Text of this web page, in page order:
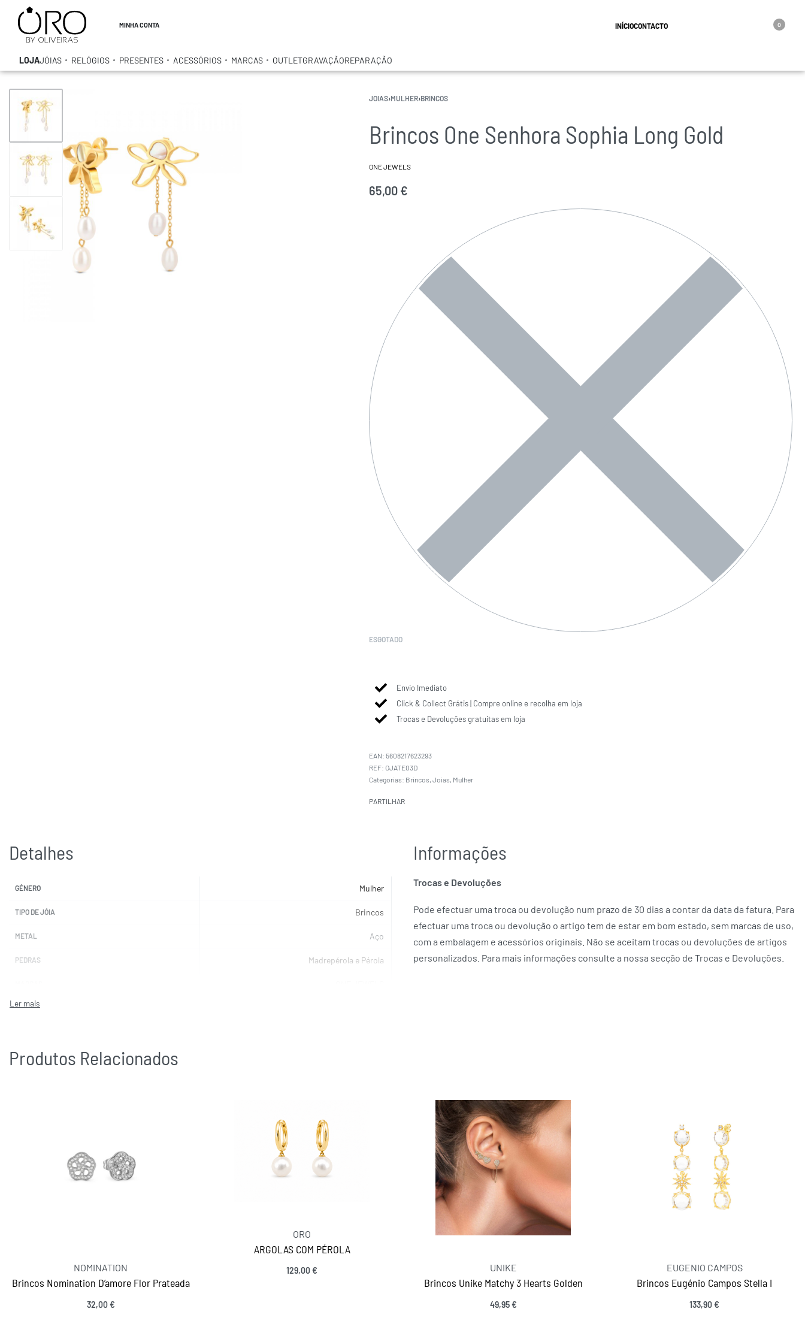
MINHA CONTA INÍCIOCONTACTO 0
LOJAJÓIAS RELÓGIOS PRESENTES ACESSÓRIOS MARCAS OUTLETGRAVAÇÃOREPARAÇÃO
JOIAS›MULHER›BRINCOS
Brincos One Senhora Sophia Long Gold
ONE JEWELS
65,00 €
ESGOTADO
Envio Imediato
Click & Collect Grátis | Compre online e recolha em loja
Trocas e Devoluções gratuitas em loja
EAN:5608217623293
OJATE03D
Categorias: Brincos,Joias, Mulher
PARTILHAR
Detalhes
GÉNERO Mulher
TIPO DE JÓIA Brincos
METAL Aço
PEDRAS Madrepérola e Pérola
Informações
Trocas e Devoluções
Pode efectuar uma troca ou devolução num prazo de 30 dias a contar da data da fatura. Para
efectuar uma troca ou devolução o artigo tem de estar em bom estado, sem marcas de uso,
com a embalagem e acessórios originais. Não se aceitam trocas ou devoluções de artigos
personalizados. Para mais informações consulte a nossa secção de Trocas e Devoluções.
Produtos Relacionados
NOMINATION
Brincos Nomination D’amore Flor Prateada
32,00€
ORO
ARGOLAS COM PÉROLA
129,00€ UNIKE
Brincos Unike Matchy 3 Hearts Golden
49,95€
EUGENIO CAMPOS
Brincos Eugénio Campos Stella I
133,90€